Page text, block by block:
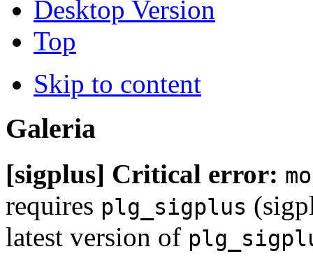
Desktop Version
Top
Skip to content
Galeria
[sigplus] Critical error:
requires plg_sigplus
latest version of